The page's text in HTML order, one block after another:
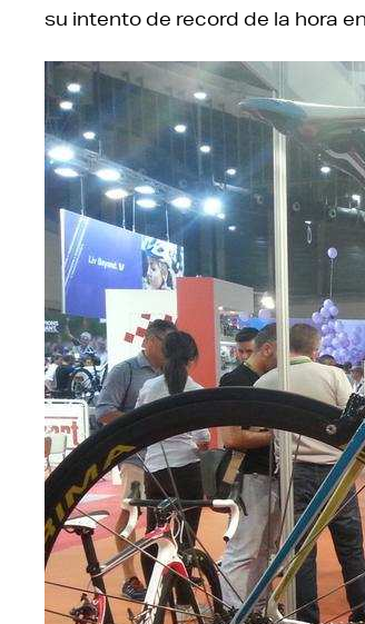
su intento de record de la hora